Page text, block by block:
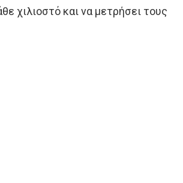
χιλιοστό και να μετρήσει τους